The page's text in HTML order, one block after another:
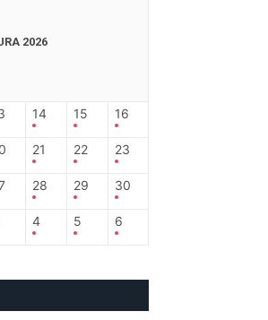
2026
14 15 16
21 22 23
28 29 30
4 5 6